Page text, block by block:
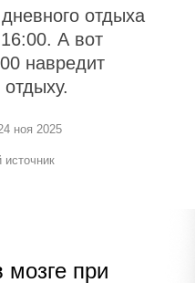
отдыха
А вот
навредит
ноя 2025
мозге при